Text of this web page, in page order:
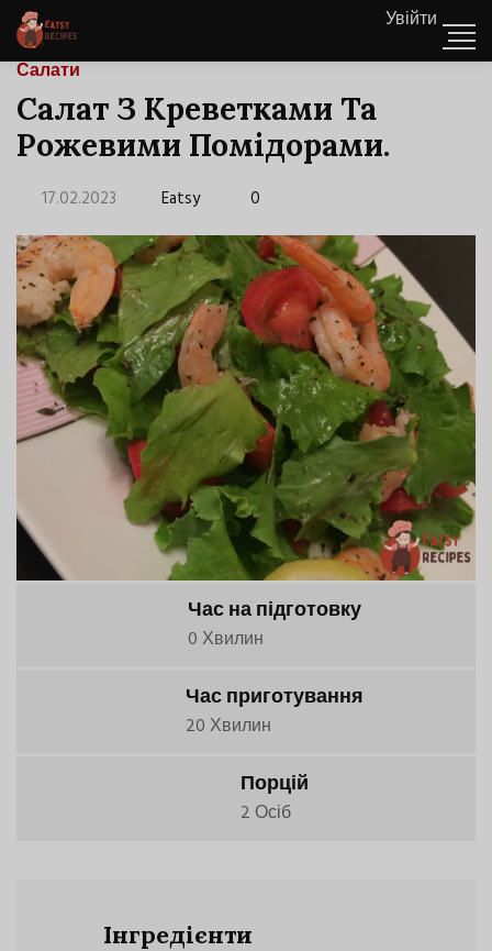
Увійти
Салати
Салат З Креветками Та
Рожевими Помідорами.
17.02.2023 Eatsy 0
Час на підготовку
0 Хвилин
Час приготування
20 Хвилин
Порцій
2 Осіб
Інгредієнти